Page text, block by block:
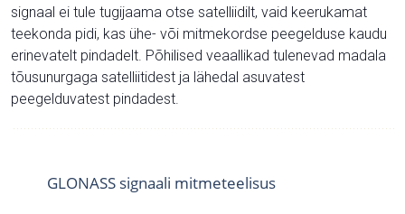
signaal ei tule tugijaama otse satelliidilt, vaid keerukamat
teekonda pidi, kas ühe- või mitmekordse peegelduse kaudu
erinevatelt pindadelt. Põhilised veaallikad tulenevad madala
tõusunurgaga satelliitidest ja lähedal asuvatest
peegelduvatest pindadest.
GLONASS signaali mitmeteelisus